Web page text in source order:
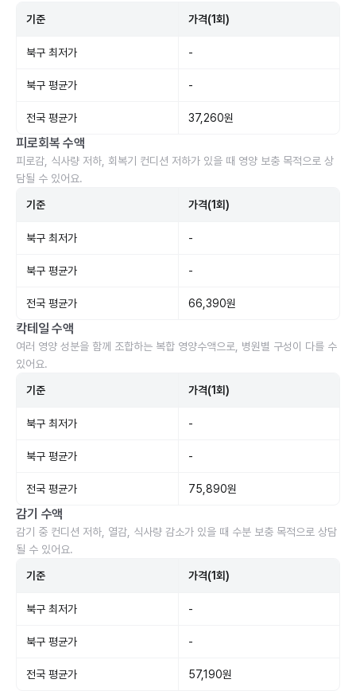
기준 가격(1회)
북구 최저가 -
북구 평균가 -
전국 평균가 37,260원
피로회복 수액
피로감, 식사량 저하, 회복기 컨디션 저하가 있을 때 영양 보충 목적으로 상
담될 수 있어요.
기준 가격(1회)
북구 최저가 -
북구 평균가 -
전국 평균가 66,390원
칵테일 수액
여러 영양 성분을 함께 조합하는 복합 영양수액으로, 병원별 구성이 다를 수
있어요.
기준 가격(1회)
북구 최저가 -
북구 평균가 -
전국 평균가 75,890원
감기 수액
감기 중 컨디션 저하, 열감, 식사량 감소가 있을 때 수분 보충 목적으로 상담
될 수 있어요.
기준 가격(1회)
북구 최저가 -
북구 평균가 -
전국 평균가 57,190원